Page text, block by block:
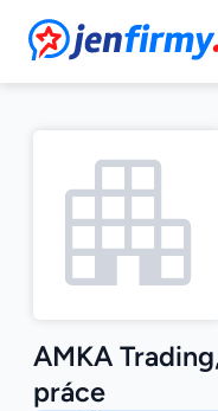
JenFirmy.cz
AMKA
práce